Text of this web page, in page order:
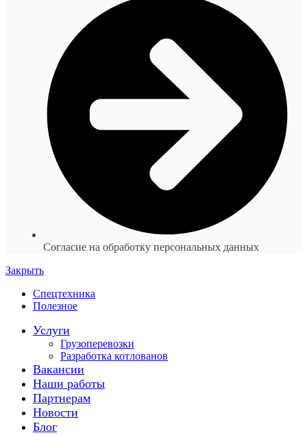
Согласие на обработку персональных данных
Закрыть
Спецтехника
Полезное
Услуги
Грузоперевозки
Разработка котлованов
Вакансии
Наши работы
Партнерам
Новости
Блог